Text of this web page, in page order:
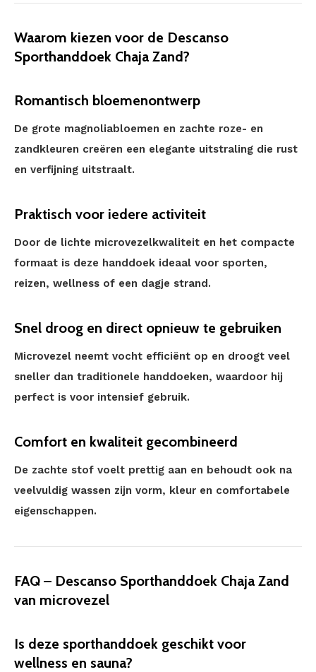
Waarom kiezen voor de Descanso
Sporthanddoek Chaja Zand?
Romantisch bloemenontwerp
De grote magnoliabloemen en zachte roze- en
zandkleuren creëren een elegante uitstraling die rust
en verfijning uitstraalt.
Praktisch voor iedere activiteit
Door de lichte microvezelkwaliteit en het compacte
formaat is deze handdoek ideaal voor sporten,
reizen, wellness of een dagje strand.
Snel droog en direct opnieuw te gebruiken
Microvezel neemt vocht efficiënt op en droogt veel
sneller dan traditionele handdoeken, waardoor hij
perfect is voor intensief gebruik.
Comfort en kwaliteit gecombineerd
De zachte stof voelt prettig aan en behoudt ook na
veelvuldig wassen zijn vorm, kleur en comfortabele
eigenschappen.
FAQ – Descanso Sporthanddoek Chaja Zand
van microvezel
Is deze sporthanddoek geschikt voor
wellness en sauna?